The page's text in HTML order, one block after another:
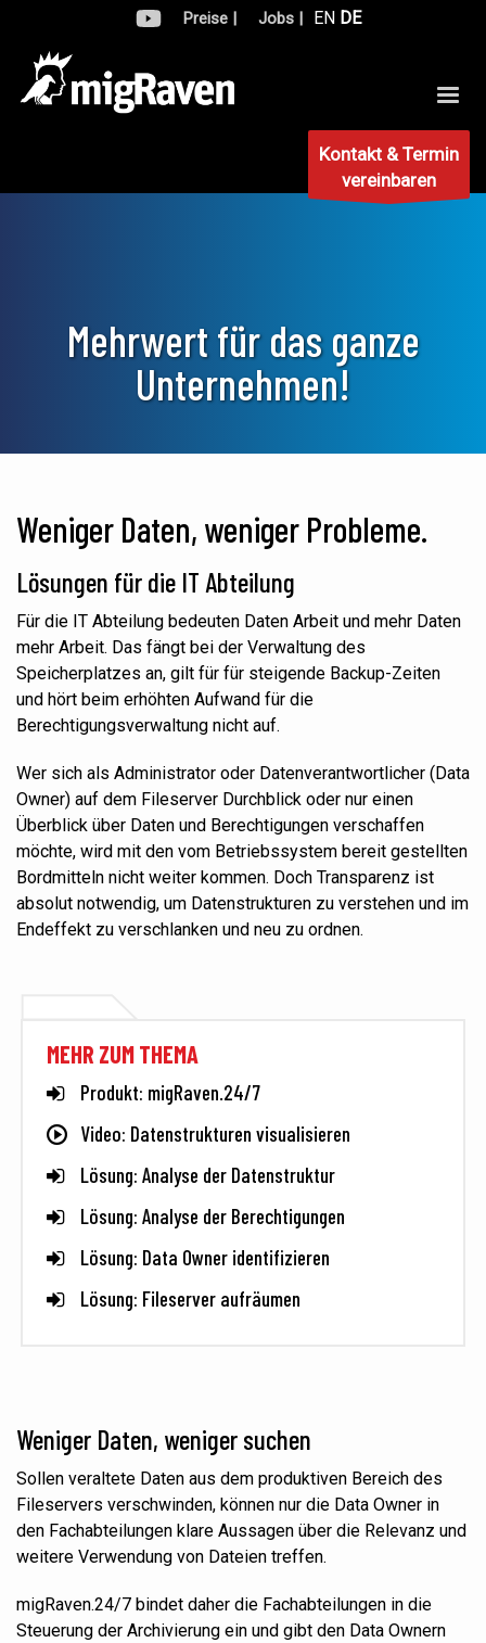
Preise | Jobs | EN DE
Kontakt & Termin
vereinbaren
Mehrwert für das ganze
Unternehmen!
Weniger Daten, weniger Probleme.
Lösungen für die IT Abteilung
Für die IT Abteilung bedeuten Daten Arbeit und mehr Daten
mehr Arbeit. Das fängt bei der Verwaltung des
Speicherplatzes an, gilt für für steigende Backup-Zeiten
und hört beim erhöhten Aufwand für die
Berechtigungsverwaltung nicht auf.
Wer sich als Administrator oder Datenverantwortlicher (Data
Owner) auf dem Fileserver Durchblick oder nur einen
Überblick über Daten und Berechtigungen verschaffen
möchte, wird mit den vom Betriebssystem bereit gestellten
Bordmitteln nicht weiter kommen. Doch Transparenz ist
absolut notwendig, um Datenstrukturen zu verstehen und im
Endeffekt zu verschlanken und neu zu ordnen.
MEHR ZUM THEMA
Produkt: migRaven.24/7
Video: Datenstrukturen visualisieren
Lösung: Analyse der Datenstruktur
Lösung: Analyse der Berechtigungen
Lösung: Data Owner identifizieren
Lösung: Fileserver aufräumen
Weniger Daten, weniger suchen
Sollen veraltete Daten aus dem produktiven Bereich des
Fileservers verschwinden, können nur die Data Owner in
den Fachabteilungen klare Aussagen über die Relevanz und
weitere Verwendung von Dateien treffen.
migRaven.24/7 bindet daher die Fachabteilungen in die
Steuerung der Archivierung ein und gibt den Data Ownern